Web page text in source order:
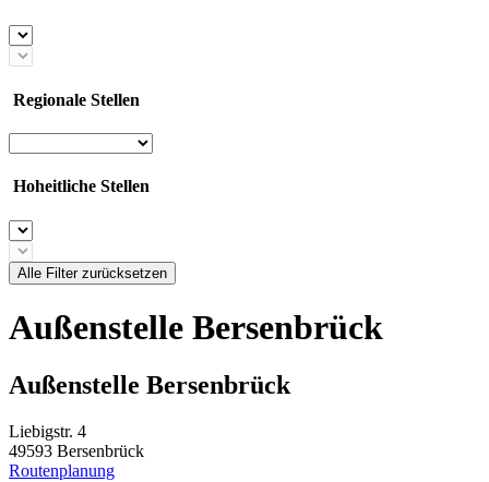
Regionale Stellen
Hoheitliche Stellen
Alle Filter zurücksetzen
Außenstelle Bersenbrück
Außenstelle Bersenbrück
Liebigstr. 4
49593 Bersenbrück
Routenplanung